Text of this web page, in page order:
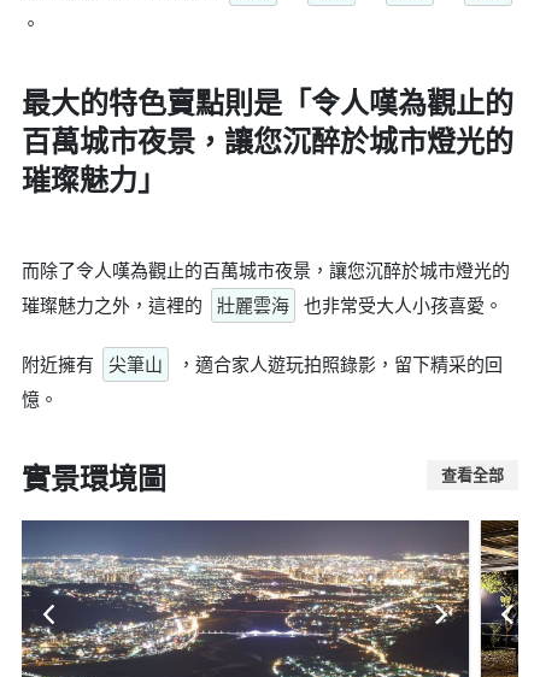
。
最大的特色賣點則是「令人嘆為觀止的
百萬城市夜景，讓您沉醉於城市燈光的
璀璨魅力」
而除了令人嘆為觀止的百萬城市夜景，讓您沉醉於城市燈光的
璀璨魅力之外，這裡的
壯麗雲海 也非常受大人小孩喜愛。
附近擁有 尖筆山
，適合家人遊玩拍照錄影，留下精采的回
憶。
實景環境圖 查看全部